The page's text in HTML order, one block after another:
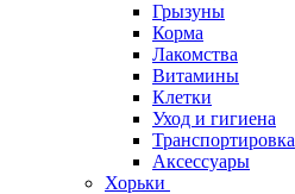
Грызуны
Корма
Лакомства
Витамины
Клетки
Уход и гигиена
Транспортировка
Аксессуары
Хорьки